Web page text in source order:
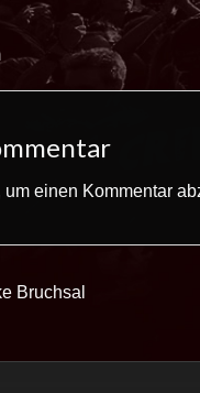
einen Kommentar
Bruchsal